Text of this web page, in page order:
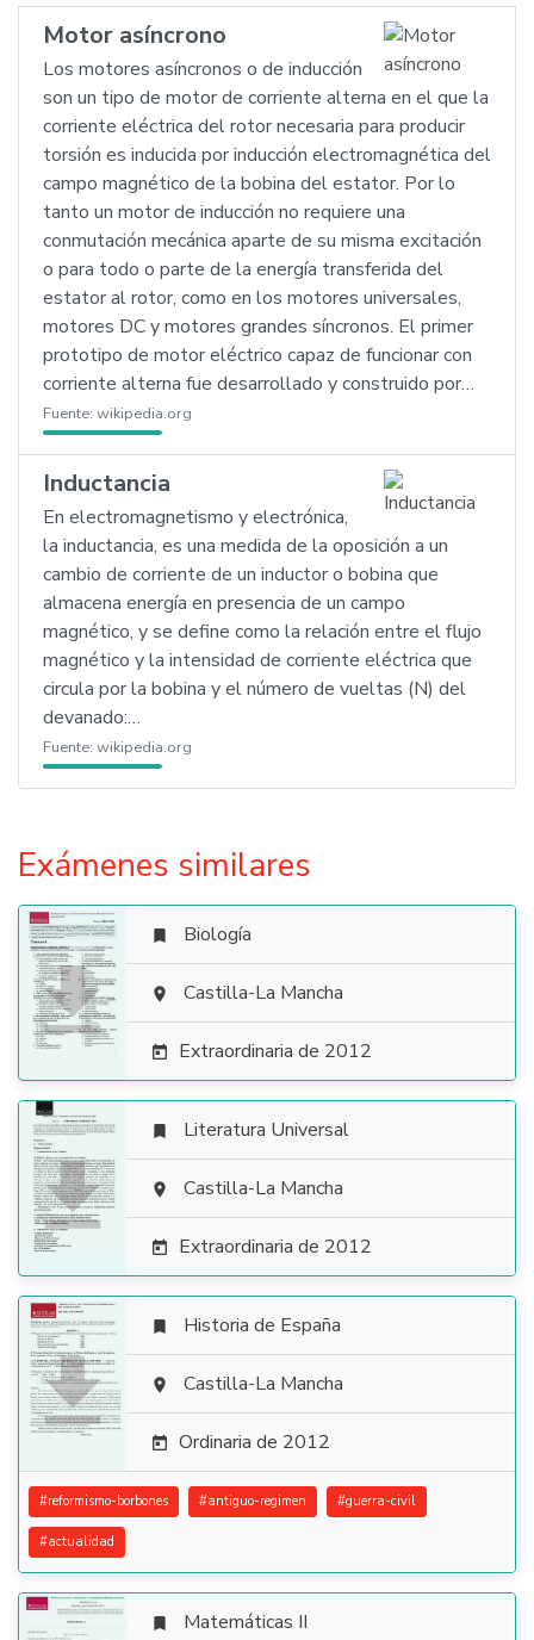
Motor asíncrono
Los motores asíncronos o de inducción
son un tipo de motor de corriente alterna en el que la
corriente eléctrica del rotor necesaria para producir
torsión es inducida por inducción electromagnética del
campo magnético de la bobina del estator. Por lo
tanto un motor de inducción no requiere una
conmutación mecánica aparte de su misma excitación
o para todo o parte de la energía transferida del
estator al rotor, como en los motores universales,
motores DC y motores grandes síncronos. El primer
prototipo de motor eléctrico capaz de funcionar con
corriente alterna fue desarrollado y construido por…
Fuente: wikipedia.org
Inductancia
En electromagnetismo y electrónica,
la inductancia, es una medida de la oposición a un
cambio de corriente de un inductor o bobina que
almacena energía en presencia de un campo
magnético, y se define como la relación entre el flujo
magnético y la intensidad de corriente eléctrica que
circula por la bobina y el número de vueltas (N) del
devanado:…
Fuente: wikipedia.org
Exámenes similares

 Biología
 Castilla-La Mancha
 Extraordinaria de 2012

 Literatura Universal
 Castilla-La Mancha
 Extraordinaria de 2012

 Historia de España
 Castilla-La Mancha
 Ordinaria de 2012
#reformismo-borbones #antiguo-regimen #guerra-civil
#actualidad
 Matemáticas II